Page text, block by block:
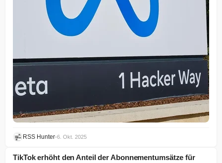
RSS Hunter•6. Okt. 2025
TikTok erhöht den Anteil der Abonnementumsätze für